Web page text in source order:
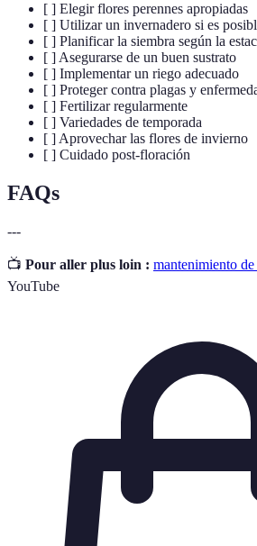
[ ] Elegir flores perennes apropiadas
[ ] Utilizar un invernadero si es
[ ] Planificar la siembra según la
[ ] Asegurarse de un buen sustrato
[ ] Implementar un riego adecuado
[ ] Proteger contra plagas y
[ ] Fertilizar regularmente
[ ] Variedades de temporada
[ ] Aprovechar las flores de invierno
[ ] Cuidado post-floración
FAQs
---
📺 Pour aller plus loin : mantenimiento
YouTube